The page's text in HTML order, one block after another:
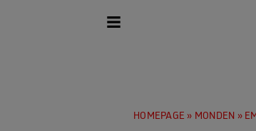
HOMEPAGE » MONDEN »